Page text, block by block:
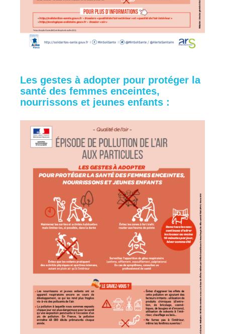
Les gestes à adopter pour protéger la
santé des femmes enceintes,
nourrissons et jeunes enfants :